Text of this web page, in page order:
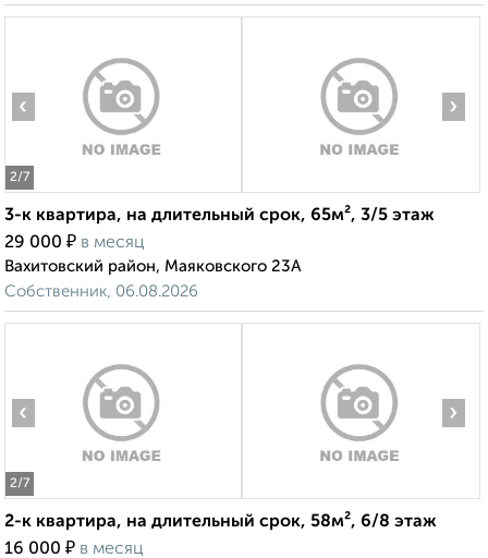
2/7
‹ ›
3-к квартира, на длительный срок, 65м², 3/5 этаж
29 000 ₽ в месяц
Вахитовский район, Маяковского 23А
Собственник, 06.08.2026
2/7
‹ ›
2-к квартира, на длительный срок, 58м², 6/8 этаж
16 000 ₽ в месяц